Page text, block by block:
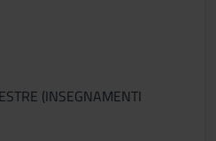
(INSEGNAMENTI